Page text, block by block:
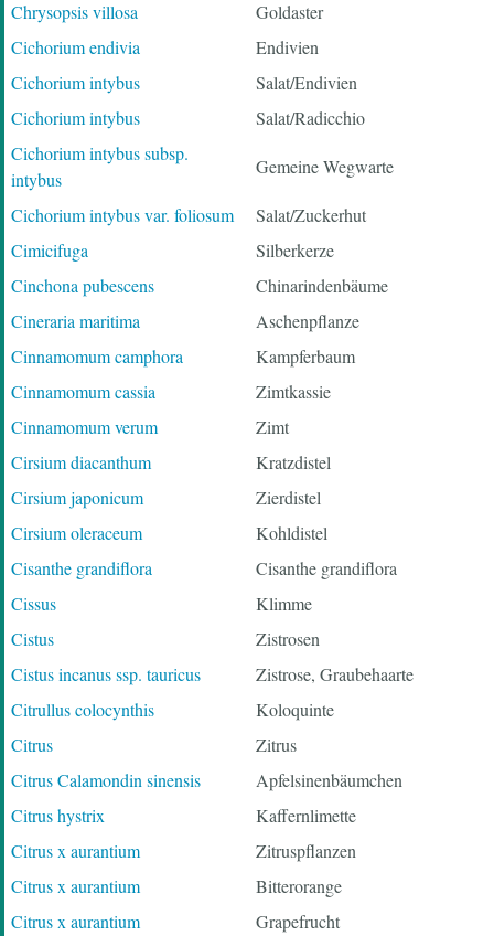
Chrysopsis villosa
Goldaster
Cichorium endivia
Endivien
Cichorium intybus
Salat/Endivien
Cichorium intybus
Salat/Radicchio
Cichorium intybus subsp.
intybus
Gemeine Wegwarte
Cichorium intybus var. foliosum
Salat/Zuckerhut
Cimicifuga
Silberkerze
Cinchona pubescens
Chinarindenbäume
Cineraria maritima
Aschenpflanze
Cinnamomum camphora
Kampferbaum
Cinnamomum cassia
Zimtkassie
Cinnamomum verum
Zimt
Cirsium diacanthum
Kratzdistel
Cirsium japonicum
Zierdistel
Cirsium oleraceum
Kohldistel
Cisanthe grandiflora
Cisanthe grandiflora
Cissus
Klimme
Cistus
Zistrosen
Cistus incanus ssp. tauricus
Zistrose, Graubehaarte
Citrullus colocynthis
Koloquinte
Citrus
Zitrus
Citrus Calamondin sinensis
Apfelsinenbäumchen
Citrus hystrix
Kaffernlimette
Citrus x aurantium
Zitruspflanzen
Citrus x aurantium
Bitterorange
Citrus x aurantium
Grapefrucht